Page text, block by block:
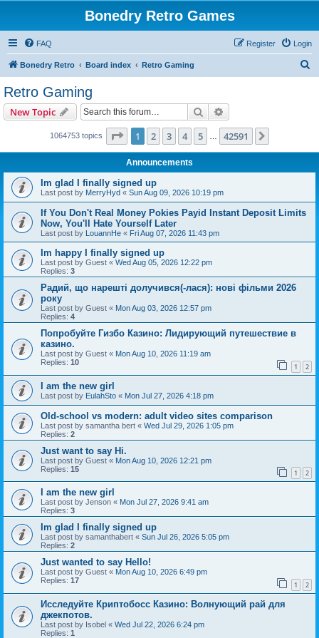
Bonedry Retro Games
FAQ Login
Register
Bonedry Retro Board index Retro Gaming
Retro Gaming
New Topic Search
1064753 topics Page 1of 42591
1 2 3 4 5 42591
Announcements
Im glad I finally signed up
Last post by MerryHyd « Sun Aug 09, 2026 10:19 pm
If You Don't Real Money Pokies Payid Instant Deposit Limits
Now, You'll Hate Yourself Later
Last post by LouannHe « Fri Aug 07, 2026 11:43 pm
Im happy I finally signed up
Last post by Guest « Wed Aug 05, 2026 12:22 pm
Replies: 3
Радий, що нарешті долучився(-лася): нові фільми 2026
року
Last post by Guest « Mon Aug 03, 2026 12:57 pm
Replies: 4
Попробуйте Гизбо Казино: Лидирующий путешествие в
казино.
Last post by Guest « Mon Aug 10, 2026 11:19 am
Replies: 10 1 2
I am the new girl
Last post by EulahSto « Mon Jul 27, 2026 4:18 pm
Old-school vs modern: adult video sites comparison
Last post by samantha bert « Wed Jul 29, 2026 1:05 pm
Replies: 2
Just want to say Hi.
Last post by Guest « Mon Aug 10, 2026 12:21 pm
Replies: 15 1 2
I am the new girl
Last post by Jenson « Mon Jul 27, 2026 9:41 am
Replies: 3
Im glad I finally signed up
Last post by samanthabert « Sun Jul 26, 2026 5:05 pm
Replies: 2
Just wanted to say Hello!
Last post by Guest « Mon Aug 10, 2026 6:49 pm
Replies: 17 1 2
Исследуйте Криптобосс Казино: Волнующий рай для
джекпотов.
Last post by Isobel « Wed Jul 22, 2026 6:24 pm
Replies: 1